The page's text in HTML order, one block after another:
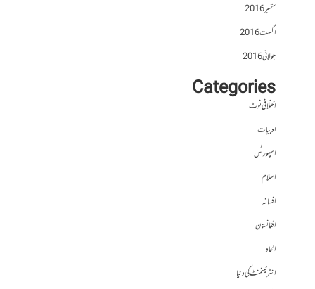
ستمبر 2016
اگست 2016
جولائی 2016
Categories
اختلافی نوٹ
ادبیات
اسپورٹس
اسلام
افسانہ
افغانستان
الحاد
انٹرٹینمنٹ کی دنیا